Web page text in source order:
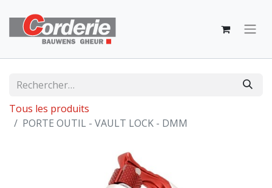
Tous les produits
PORTE OUTIL - VAULT LOCK - DMM